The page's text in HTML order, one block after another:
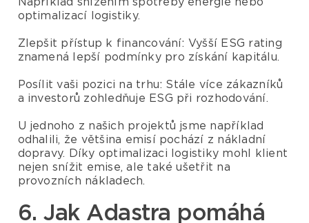
optimalizací logistiky.
Zlepšit přístup k financování: Vyšší ESG rating
znamená lepší podmínky pro získání kapitálu.
Posílit vaši pozici na trhu: Stále více zákazníků
a investorů zohledňuje ESG při rozhodování.
U jednoho z našich projektů jsme například
odhalili, že většina emisí pochází z nákladní
dopravy. Díky optimalizaci logistiky mohl klient
nejen snížit emise, ale také ušetřit na
provozních nákladech.
6. Jak Adastra pomáhá